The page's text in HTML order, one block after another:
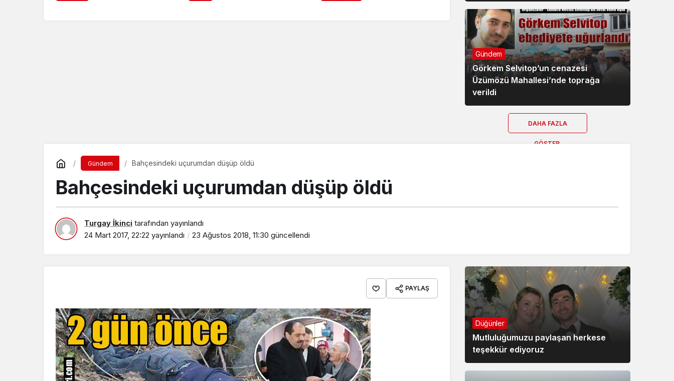
Gündem
Görkem Selvitop’un cenazesi
Üzümözü Mahallesi’nde toprağa
verildi
DAHA FAZLA
GÖSTER
Gündem Bahçesindeki uçurumdan düşüp öldü
Bahçesindeki uçurumdan düşüp öldü
Turgay İkinci tarafından yayınlandı
24 Mart 2017, 22:22 yayınlandı 23 Ağustos 2018, 11:30 güncellendi
PAYLAŞ
Düğünler
Mutluluğumuzu paylaşan herkese
teşekkür ediyoruz